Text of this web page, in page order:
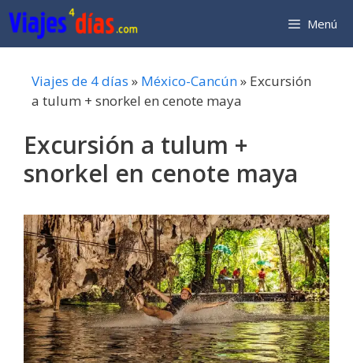
Saltar
al
contenido
Menú
Viajes de 4 días » México-Cancún» Excursión
a tulum + snorkel en cenote maya
Excursión a tulum +
snorkel en cenote maya